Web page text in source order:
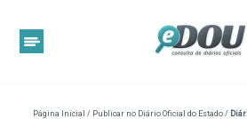
Página Inicial / Publicar no Diário Oficial do Estado/